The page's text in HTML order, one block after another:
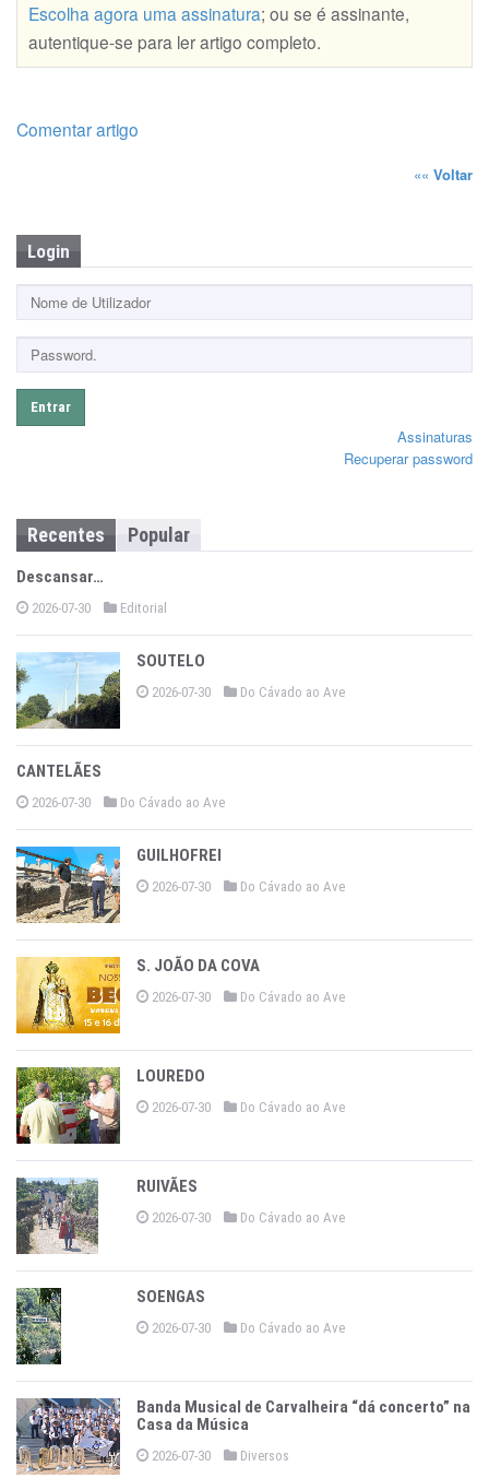
Escolha agora uma assinatura; ou se é assinante,
autentique-se para ler artigo completo.
Comentar artigo
«« Voltar
Login
Entrar
Assinaturas
Recuperar password
Recentes Popular
Descansar…
2026-07-30 Editorial
SOUTELO
2026-07-30 Do Cávado ao Ave
CANTELÃES
2026-07-30 Do Cávado ao Ave
GUILHOFREI
2026-07-30 Do Cávado ao Ave
S. JOÃO DA COVA
2026-07-30 Do Cávado ao Ave
LOUREDO
2026-07-30 Do Cávado ao Ave
RUIVÃES
2026-07-30 Do Cávado ao Ave
SOENGAS
2026-07-30 Do Cávado ao Ave
Banda Musical de Carvalheira “dá concerto” na
Casa da Música
2026-07-30 Diversos